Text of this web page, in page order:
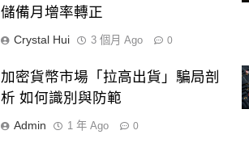
儲備月增率轉正
Crystal Hui 3 個月 Ago 0
加密貨幣市場「拉高出貨」騙局剖
析 如何識別與防範
Admin 1 年 Ago 0